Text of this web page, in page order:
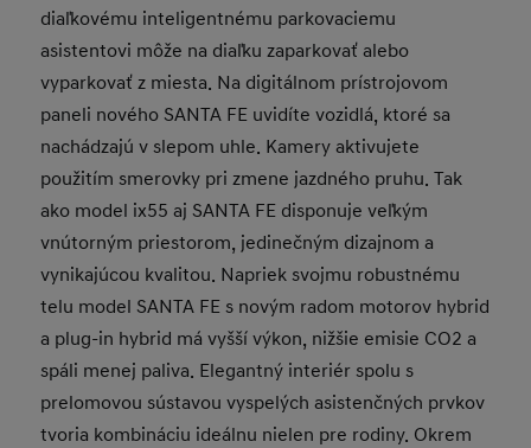
diaľkovému inteligentnému parkovaciemu
asistentovi môže na diaľku zaparkovať alebo
vyparkovať z miesta. Na digitálnom prístrojovom
paneli nového SANTA FE uvidíte vozidlá, ktoré sa
nachádzajú v slepom uhle. Kamery aktivujete
použitím smerovky pri zmene jazdného pruhu. Tak
ako model ix55 aj SANTA FE disponuje veľkým
vnútorným priestorom, jedinečným dizajnom a
vynikajúcou kvalitou. Napriek svojmu robustnému
telu model SANTA FE s novým radom motorov hybrid
a plug-in hybrid má vyšší výkon, nižšie emisie CO2 a
spáli menej paliva. Elegantný interiér spolu s
prelomovou sústavou vyspelých asistenčných prvkov
tvoria kombináciu ideálnu nielen pre rodiny. Okrem